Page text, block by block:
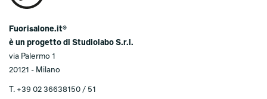
Fuorisalone.it®
è un progetto di Studiolabo S.r.l.
via Palermo 1
20121 - Milano
T. +39 02 36638150 / 51